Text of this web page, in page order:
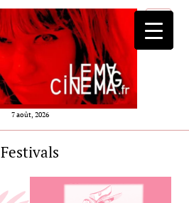
7 août, 2026
ouvrir
menu
Festivals